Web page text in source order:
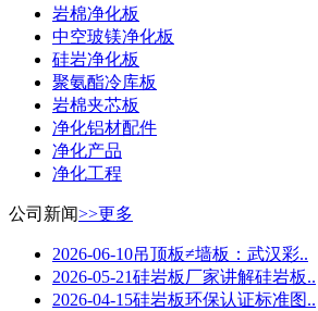
岩棉净化板
中空玻镁净化板
硅岩净化板
聚氨酯冷库板
岩棉夹芯板
净化铝材配件
净化产品
净化工程
公司新闻>>更多
2026-06-10吊顶板≠墙板：武汉彩..
2026-05-21硅岩板厂家讲解硅岩板..
2026-04-15硅岩板环保认证标准图..